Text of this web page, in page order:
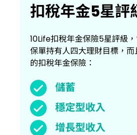
扣稅年金5星評
10Life扣稅年金保險5星評級
保單持有人四大理財目標，
的扣稅年金保險：
儲蓄
穩定型收入
增長型收入